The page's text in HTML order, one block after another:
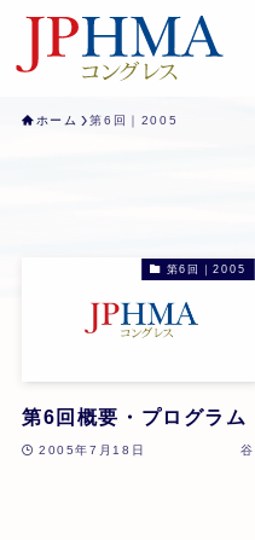
ホーム 第6回｜2005
第6回｜2005
第6回概要・プログラム
2005年7月18日 谷